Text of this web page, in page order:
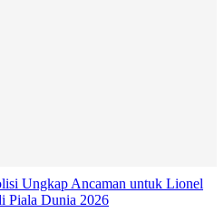
Ungkap Ancaman untuk Lionel
Piala Dunia 2026